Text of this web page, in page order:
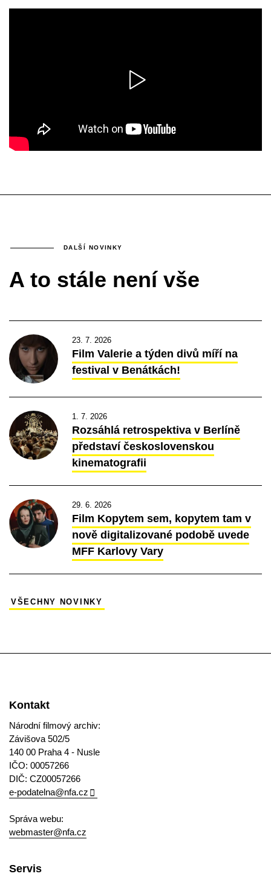
DALŠÍ NOVINKY
A to stále není vše
23. 7. 2026
Film Valerie a týden divů míří na
festival v Benátkách!
1. 7. 2026
Rozsáhlá retrospektiva v Berlíně
představí československou
kinematografii
29. 6. 2026
Film Kopytem sem, kopytem tam v
nově digitalizované podobě uvede
MFF Karlovy Vary
VŠECHNY NOVINKY
Kontakt
Národní filmový archiv:
Závišova 502/5
140 00 Praha 4 - Nusle
IČO: 00057266
DIČ: CZ00057266
e-podatelna@nfa.cz
Správa webu:
webmaster@nfa.cz
Servis